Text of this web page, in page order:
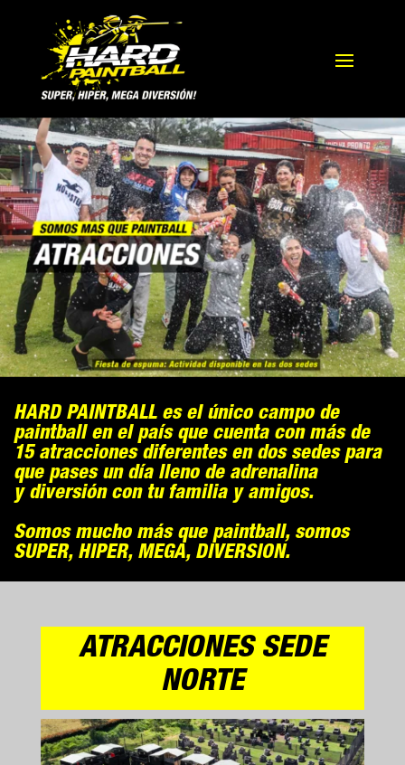
HARD PAINTBALL es el único campo de
paintball en el país que cuenta con más de
15 atracciones diferentes en dos sedes para
que pases un día lleno de adrenalina
y diversión con tu familia y amigos.
Somos mucho más que paintball, somos
SUPER, HIPER, MEGA, DIVERSION.
ATRACCIONES SEDE
NORTE